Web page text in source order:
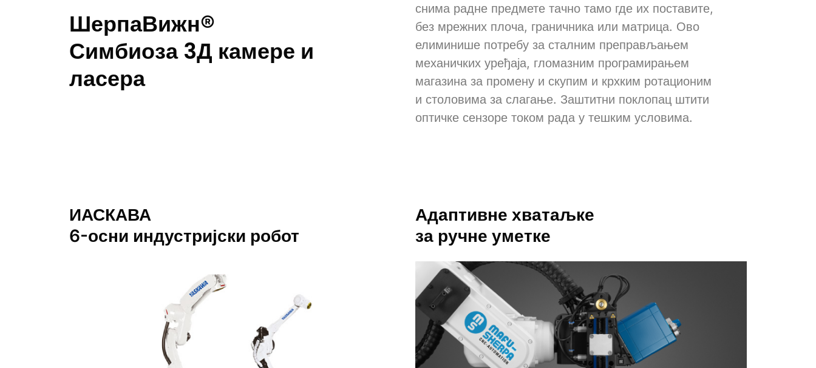
ШерпаВижн®
Симбиоза 3Д камере и
ласера
снима радне предмете тачно тамо где их поставите,
без мрежних плоча, граничника или матрица. Ово
елиминише потребу за сталним преправљањем
механичких уређаја, гломазним програмирањем
магазина за промену и скупим и крхким ротационим
и столовима за слагање. Заштитни поклопац штити
оптичке сензоре током рада у тешким условима.
ИАСКАВА
6-осни индустријски робот
Адаптивне хватаљке
за ручне уметке